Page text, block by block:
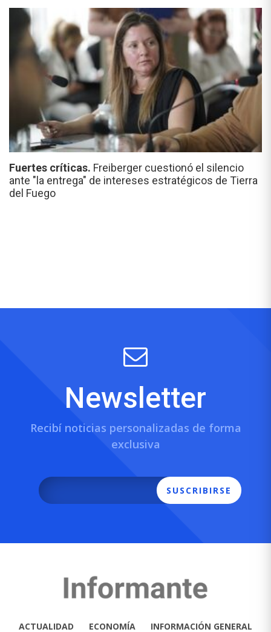
Fuertes críticas. Freiberger cuestionó el silencio
ante "la entrega" de intereses estratégicos de Tierra
del Fuego
Newsletter
Recibí noticias personalizadas de forma
exclusiva
SUSCRIBIRSE
ACTUALIDAD ECONOMÍA INFORMACIÓN GENERAL